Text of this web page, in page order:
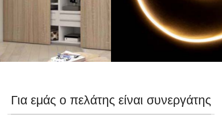
ΣΥΡΟΜΕΝΗΣ
ΝΤΟΥΛΑΠΑΣ
Για εμάς ο πελάτης είναι συνεργάτης